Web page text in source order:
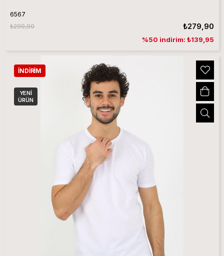
6567
₺279,90
₺299,90
%50 indirim: ₺139,95
İNDIRIM
YENI
ÜRÜN